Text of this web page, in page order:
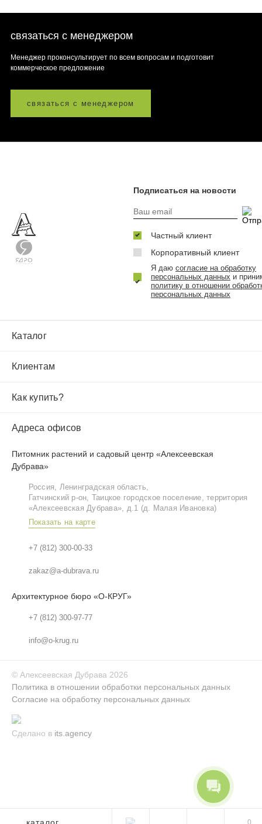
каталог 0
связаться с менеджером
Менеджер проконсультирует по всем вопросам и подготовит
коммерческое предложение
связаться с менеджером
Каталог
Клиентам
Как купить?
Адреса офисов
Питомник растений и садовый центр «Алексеевская
Дубрава»
Россия, Ленинградская область,
Гатчинский р‑он, Таицкое городское поселение, территория
«Алексеевская Дубрава», д.1 (д. Малая Ивановка)
Показать на карте
+7 (812) 300-00-33
zakaz@a-dubrava.ru
Архитектурное бюро «О-КРУГ»
+7 (812) 300-97-77
info@o-krug.ru
Подписаться на новости
Частный клиент
Корпоративный клиент
Я даю согласие на обработку
персональных данных и
политику в отношении
персональных данных
© Алексеевская Дубрава 2026
Политика в отношении обработки персональных данных
Согласие на обработку персональных данных
Сделано в its.agency